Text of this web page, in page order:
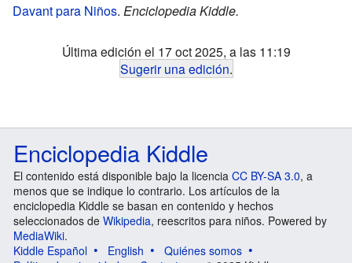
Davant para Niños. Enciclopedia Kiddle.
Última edición el 17 oct 2025, a las 11:19
Sugerir una edición.
Enciclopedia Kiddle
El contenido está disponible bajo la licencia CC BY-SA 3.0, a
menos que se indique lo contrario. Los artículos de la
enciclopedia Kiddle se basan en contenido y hechos
seleccionados de Wikipedia, reescritos para niños. Powered by
MediaWiki.
Kiddle Español
English
Quiénes somos